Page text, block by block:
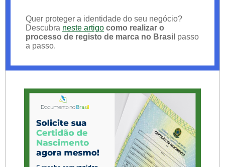
Quer proteger a identidade do seu negócio?
Descubra neste artigo como realizar o
processo de registo de marca no Brasil passo
a passo.